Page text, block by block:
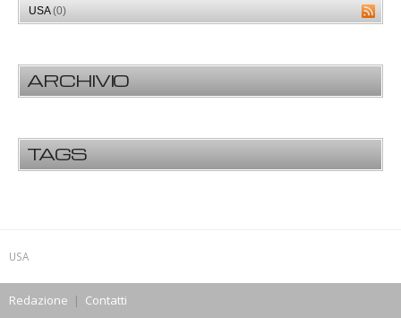
USA(0)
ARCHIVIO
TAGS
USA
Redazione | Contatti